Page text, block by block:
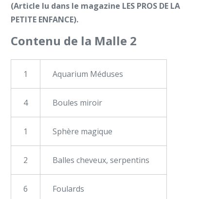
(Article lu dans le magazine LES PROS DE LA
PETITE ENFANCE).
Contenu de la Malle 2
1 Aquarium Méduses
4 Boules miroir
1 Sphère magique
2 Balles cheveux, serpentins
6 Foulards